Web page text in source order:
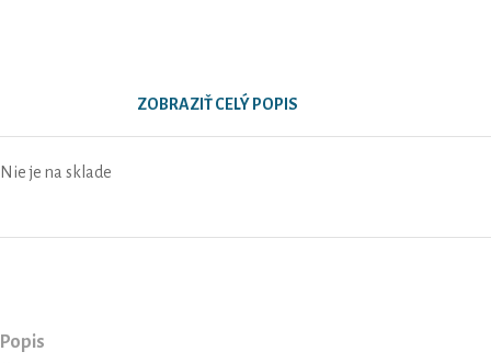
ZOBRAZIŤ CELÝ POPIS
Nie je na sklade
Popis